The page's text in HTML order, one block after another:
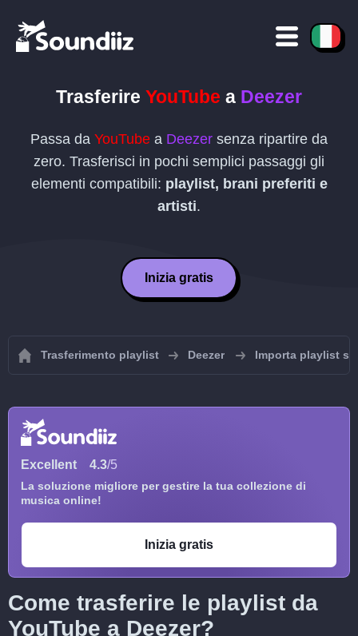
Trasferire YouTube a Deezer
Passa da YouTube a Deezer senza ripartire da
zero. Trasferisci in pochi semplici passaggi gli
elementi compatibili: playlist, brani preferiti e
artisti.
Inizia gratis
Trasferimento playlist Deezer Importa playlist su
Excellent 4.3/5
La soluzione migliore per gestire la tua collezione di
musica online!
Inizia gratis
Come trasferire le playlist da
YouTube a Deezer?